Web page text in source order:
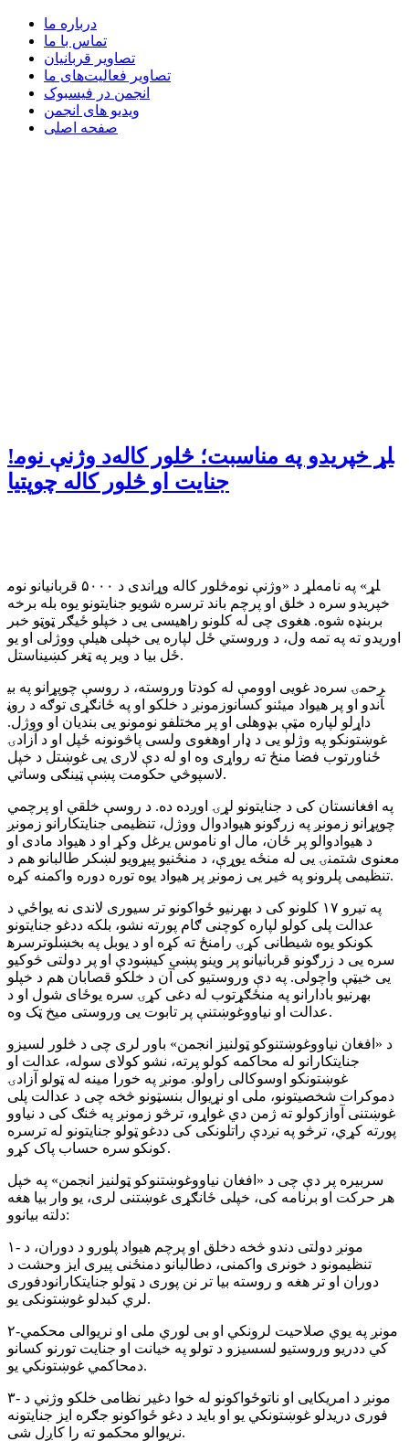
درباره ما
تماس با ما
تصاویر قربانیان
تصاویر فعالیت‌های ما
انجمن در فیسبوک
ویدیو های انجمن
صفحه اصلی
!د وژنې نوم‎لړ خپریدو په مناسبت؛ څلور کاله
جنایت او څلور کاله چوپتیا
څلور کاله وړاندی د ۵۰۰۰ قربانیانو نوم‎لړ د «وژنې نوم‎لړ» په نامه
خپریدو سره د خلق او پرچم باند ترسره شویو جنایتونو یوه بله برخه
بربنډه شوه. هغوی چی له کلونو راهیسی یی د خپلو ځیګر ټوټو خبر
اوریدو ته په تمه ول، د وروستي ځل لپاره یی خپلی هیلې ووژلی او یو
ځل بیا د ویر په ټغر کښیناستل.
د غویی اوومې له کودتا وروسته، د روسې چوپړانو په بی‎رحمۍ سره
زمونږ د خلکو او په ځانګړی توګه د روڼ‎آندو او پر هیواد میئنو کسانو
داړلو لپاره مټې بډوهلی او پر مختلفو نومونو یی بندیان او ووژل.
هغوی ولسی پاڅونونه ځپل او د آزادۍ‎غوښتونکو په وژلو یی د ډار او
ځناورتوب فضا منځ ته رواړی وه او له دې لاری یی غوښتل د خپل
لاسپوڅي حکومت پښې ټینګی وساتي.
په افغانستان کی د جنایتونو لړۍ اوږده ده. د روسې خلقي او پرچمي
چوپړانو زمونږ په زرګونو هیوادوال ووژل، تنظیمی جنایتکارانو زمونږ
د هیوادوالو پر ځان، مال او ناموس یرغل وکړ او د هیواد مادی او
معنوی شتمنۍ یی له منځه یوړې، د منځنیو پیړویو لښکر طالبانو هم د
تنظیمی پلرونو په څیر یی زمونږ پر هیواد یوه توره دوره واکمنه کړه.
په تیرو ۱۷ کلونو کی د بهرنیو ځواکونو تر سیوری لاندی نه یواځي د
عدالت پلی کولو لپاره کوچنی ګام پورته نشو، بلکه ددغو جنایتونو
ترسره‎کونکو یوه شیطانی کړۍ رامنځ ته کړه او د یوبل په بخښلو
سره یی د زرګونو قربانیانو پر وینو پښې کیښودې او پر دولتی څوکیو
یی خیټې واچولی. په دې وروستیو کی آن د خلکو قصابان هم د خپلو
بهرنیو بادارانو په منځګړتوب له دغی کړۍ سره یوځای شول او د
عدالت او نیاووغوښتنې پر تابوت یی وروستی میخ ټک وه.
د «افغان نیاووغوښتنوکو ټولنیز انجمن» باور لری چی د څلور لسیزو
جنایتکارانو له محاکمه کولو پرته، نشو کولای سوله، عدالت او
سوکالی راولو. مونږ په خورا مینه له ټولو آزادۍ‎غوښتونکو او
دموکرات شخصیتونو، ملی او نړیوال بنسټونو څخه چی د عدالت پلی
کولو ته ژمن دي غواړو، ترڅو زمونږ په څنګ کی د نیاوو‎غوښتنی آواز
پورته کړي، ترڅو په نږدې راتلونکی کی ددغو ټولو جنایتونو له ترسره
کونکو سره حساب پاک کړو.
سربیره پر دې چی د «افغان نیاووغوښتنوکو ټولنیز انجمن» په خپل
هر حرکت او برنامه کی، خپلی ځانګړی غوښتنی لری، یو وار بیا هغه
دلته بیانوو:
۱- مونږ دولتی دندو څخه دخلق او پرچم هیواد پلورو د دوران، د
تنظیمونو د خونری واکمنی، دطالبانو دمنځنی پیری ایز وحشت د
دوران او تر هغه و روسته بیا تر نن پوری د ټولو جنایتکارانودفوری
لري کبدلو غوښتونکی یو.
۲-مونږ په یوي صلاحیت لرونکي او بی لوري ملی او نریوالی محکمي
کي ددریو وروستیو لسسیزو د تولو په خیانت او جنایت تورنو کسانو
دمحاکمي غوښتونکي یو.
۳- مونږ د امریکایی او ناتوځواکونو له خوا دغیر نظامی خلکو وژني د
فوری دریدلو غوښتونکي یو او باید د دغو ځواکونو جګره ایز جنایتونه
نریوالو محکمو ته را کاږل شی.